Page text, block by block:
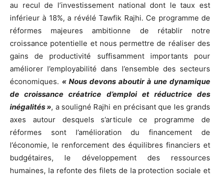
au recul de l’investissement national dont le taux est
inférieur à 18%, a révélé Tawfik Rajhi. Ce programme de
réformes majeures ambitionne de rétablir notre
croissance potentielle et nous permettre de réaliser des
gains de productivité suffisamment importants pour
améliorer l’employabilité dans l’ensemble des secteurs
économiques. « Nous devons aboutir à une dynamique
de croissance créatrice d’emploi et réductrice des
inégalités », a souligné Rajhi en précisant que les grands
axes autour desquels s’articule ce programme de
réformes sont l’amélioration du financement de
l’économie, le renforcement des équilibres financiers et
budgétaires, le développement des ressources
humaines, la refonte des filets de la protection sociale et